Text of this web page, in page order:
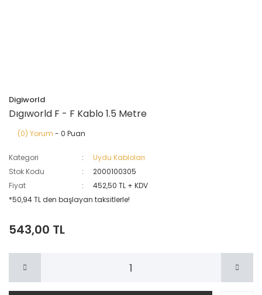
Digiworld
Dıgıworld F - F Kablo 1.5 Metre
(0) Yorum - 0 Puan
Kategori
Uydu Kabloları
Stok Kodu
2000100305
Fiyat
452,50 TL + KDV
*50,94 TL den başlayan taksitlerle!
543,00 TL